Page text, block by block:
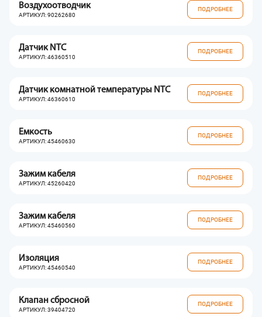
Воздухоотводчик
АРТИКУЛ: 90262680
ПОДРОБНЕЕ
Датчик NTC
АРТИКУЛ: 46360510
ПОДРОБНЕЕ
Датчик комнатной температуры NTC
АРТИКУЛ: 46360610
ПОДРОБНЕЕ
Емкость
АРТИКУЛ: 45460630
ПОДРОБНЕЕ
Зажим кабеля
АРТИКУЛ: 45260420
ПОДРОБНЕЕ
Зажим кабеля
АРТИКУЛ: 45460560
ПОДРОБНЕЕ
Изоляция
АРТИКУЛ: 45460540
ПОДРОБНЕЕ
Клапан сбросной
АРТИКУЛ: 39404720
ПОДРОБНЕЕ